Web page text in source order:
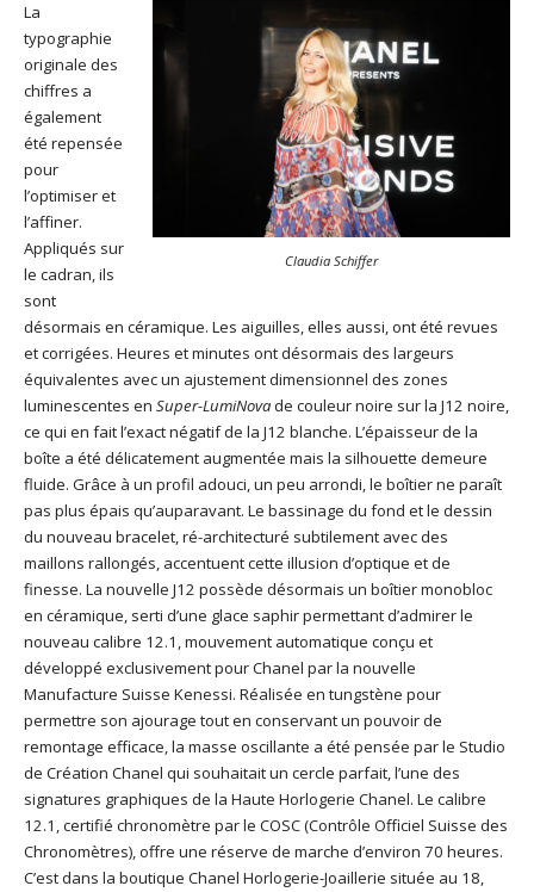
Claudia Schiffer
La
typographie
originale des
chiffres a
également
été repensée
pour
l’optimiser et
l’affiner.
Appliqués sur
le cadran, ils
sont
désormais en céramique. Les aiguilles, elles aussi, ont été revues
et corrigées. Heures et minutes ont désormais des largeurs
équivalentes avec un ajustement dimensionnel des zones
luminescentes en Super-LumiNovade couleur noire sur la J12 noire,
ce qui en fait l’exact négatif de la J12 blanche. L’épaisseur de la
boîte a été délicatement augmentée mais la silhouette demeure
fluide. Grâce à un profil adouci, un peu arrondi, le boîtier ne paraît
pas plus épais qu’auparavant. Le bassinage du fond et le dessin
du nouveau bracelet, ré-architecturé subtilement avec des
maillons rallongés, accentuent cette illusion d’optique et de
finesse. La nouvelle J12 possède désormais un boîtier monobloc
en céramique, serti d’une glace saphir permettant d’admirer le
nouveau calibre 12.1, mouvement automatique conçu et
développé exclusivement pour Chanel par la nouvelle
Manufacture Suisse Kenessi. Réalisée en tungstène pour
permettre son ajourage tout en conservant un pouvoir de
remontage efficace, la masse oscillante a été pensée par le Studio
de Création Chanel qui souhaitait un cercle parfait, l’une des
signatures graphiques de la Haute Horlogerie Chanel. Le calibre
12.1, certifié chronomètre par le COSC (Contrôle Officiel Suisse des
Chronomètres), offre une réserve de marche d’environ 70 heures.
C’est dans la boutique Chanel Horlogerie-Joaillerie située au 18,